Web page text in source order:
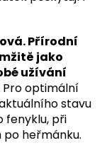
Přírodní
jako
užívání
Pro optimální
stavu
fenyklu, při
heřmánku.